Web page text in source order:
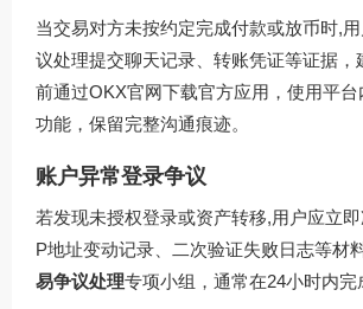
当交易对方未按约定完成付款或放币时,
议处理提交聊天记录、转账凭证等证据，
前通过OKX官网下载官方应用，使用平
功能，保留完整沟通痕迹。
账户异常登录争议
若发现未授权登录或资产转移,用户应立
P地址变动记录、二次验证失败日志等材
易争议处理专项小组，通常在24小时内完